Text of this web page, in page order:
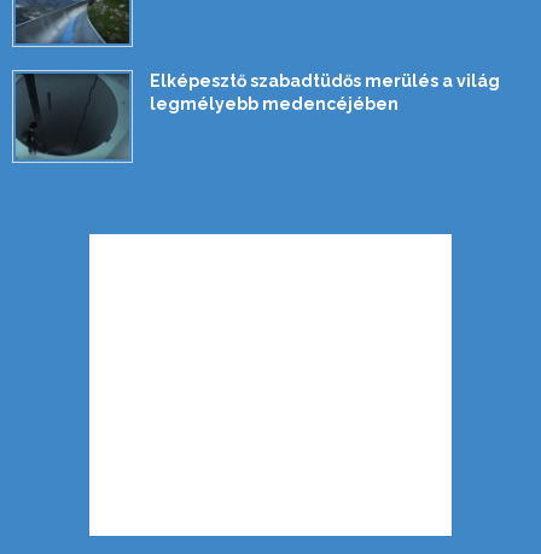
Elképesztő szabadtüdős merülés a világ
legmélyebb medencéjében